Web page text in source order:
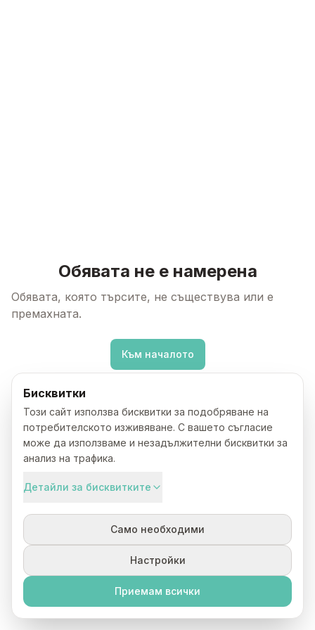
Обявата не е намерена
Обявата, която търсите, не съществува или е
премахната.
Към началото
Бисквитки
Този сайт използва бисквитки за подобряване на
потребителското изживяване. С вашето съгласие
може да използваме и незадължителни бисквитки за
анализ на трафика.
Детайли за бисквитките
Само необходими
Настройки
Приемам всички